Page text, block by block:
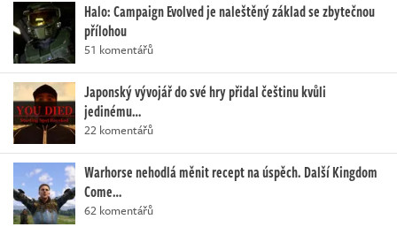
Halo: Campaign Evolved je naleštěný základ se zbytečnou
přílohou
51 komentářů
Japonský vývojář do své hry přidal češtinu kvůli
jedinému…
22 komentářů
Warhorse nehodlá měnit recept na úspěch. Další Kingdom
Come…
62 komentářů